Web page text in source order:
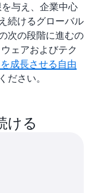
与え、企業中心
続けるグローバル
次の段階に進むの
ェアおよびテク
成長させる自由
ださい。
ける